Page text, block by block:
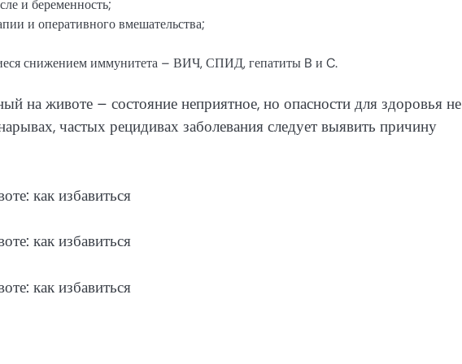
и беременность;
и оперативного вмешательства;
снижением иммунитета – ВИЧ, СПИД, гепатиты B и C.
на животе – состояние неприятное, но опасности для здоровья не
частых рецидивах заболевания следует выявить причину